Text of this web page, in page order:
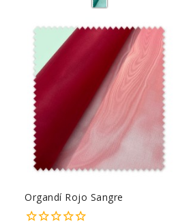
Organdí Rojo Sangre